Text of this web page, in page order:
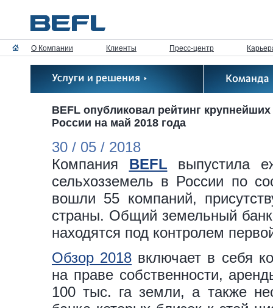
О Компании Клиенты Пресс-центр
BEFL опубликовал рейтинг
России на май 2018 года
30 / 05 / 2018
Компания BEFL выпустила
сельхозземель в России по
вошли 55 компаний,
страны. Общий земельный банк
находятся под контролем
Обзор 2018 включает в себя
на праве собственности,
100 тыс. га земли, а также